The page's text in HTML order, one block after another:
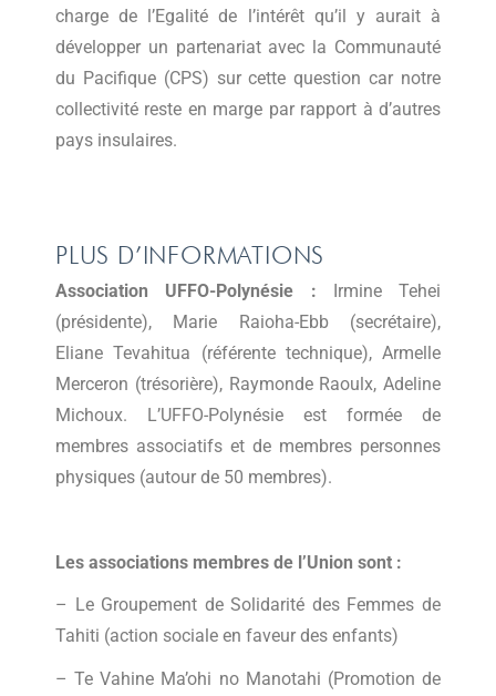
charge de l’Egalité de l’intérêt qu’il y aurait à
développer un partenariat avec la Communauté
du Pacifique (CPS) sur cette question car notre
collectivité reste en marge par rapport à d’autres
pays insulaires.
PLUS D’INFORMATIONS
Association UFFO-Polynésie : Irmine Tehei
(présidente), Marie Raioha-Ebb (secrétaire),
Eliane Tevahitua (référente technique), Armelle
Merceron (trésorière), Raymonde Raoulx, Adeline
Michoux. L’UFFO-Polynésie est formée de
membres associatifs et de membres personnes
physiques (autour de 50 membres).
Les associations membres de l’Union sont :
– Le Groupement de Solidarité des Femmes de
Tahiti (action sociale en faveur des enfants)
– Te Vahine Ma’ohi no Manotahi (Promotion de